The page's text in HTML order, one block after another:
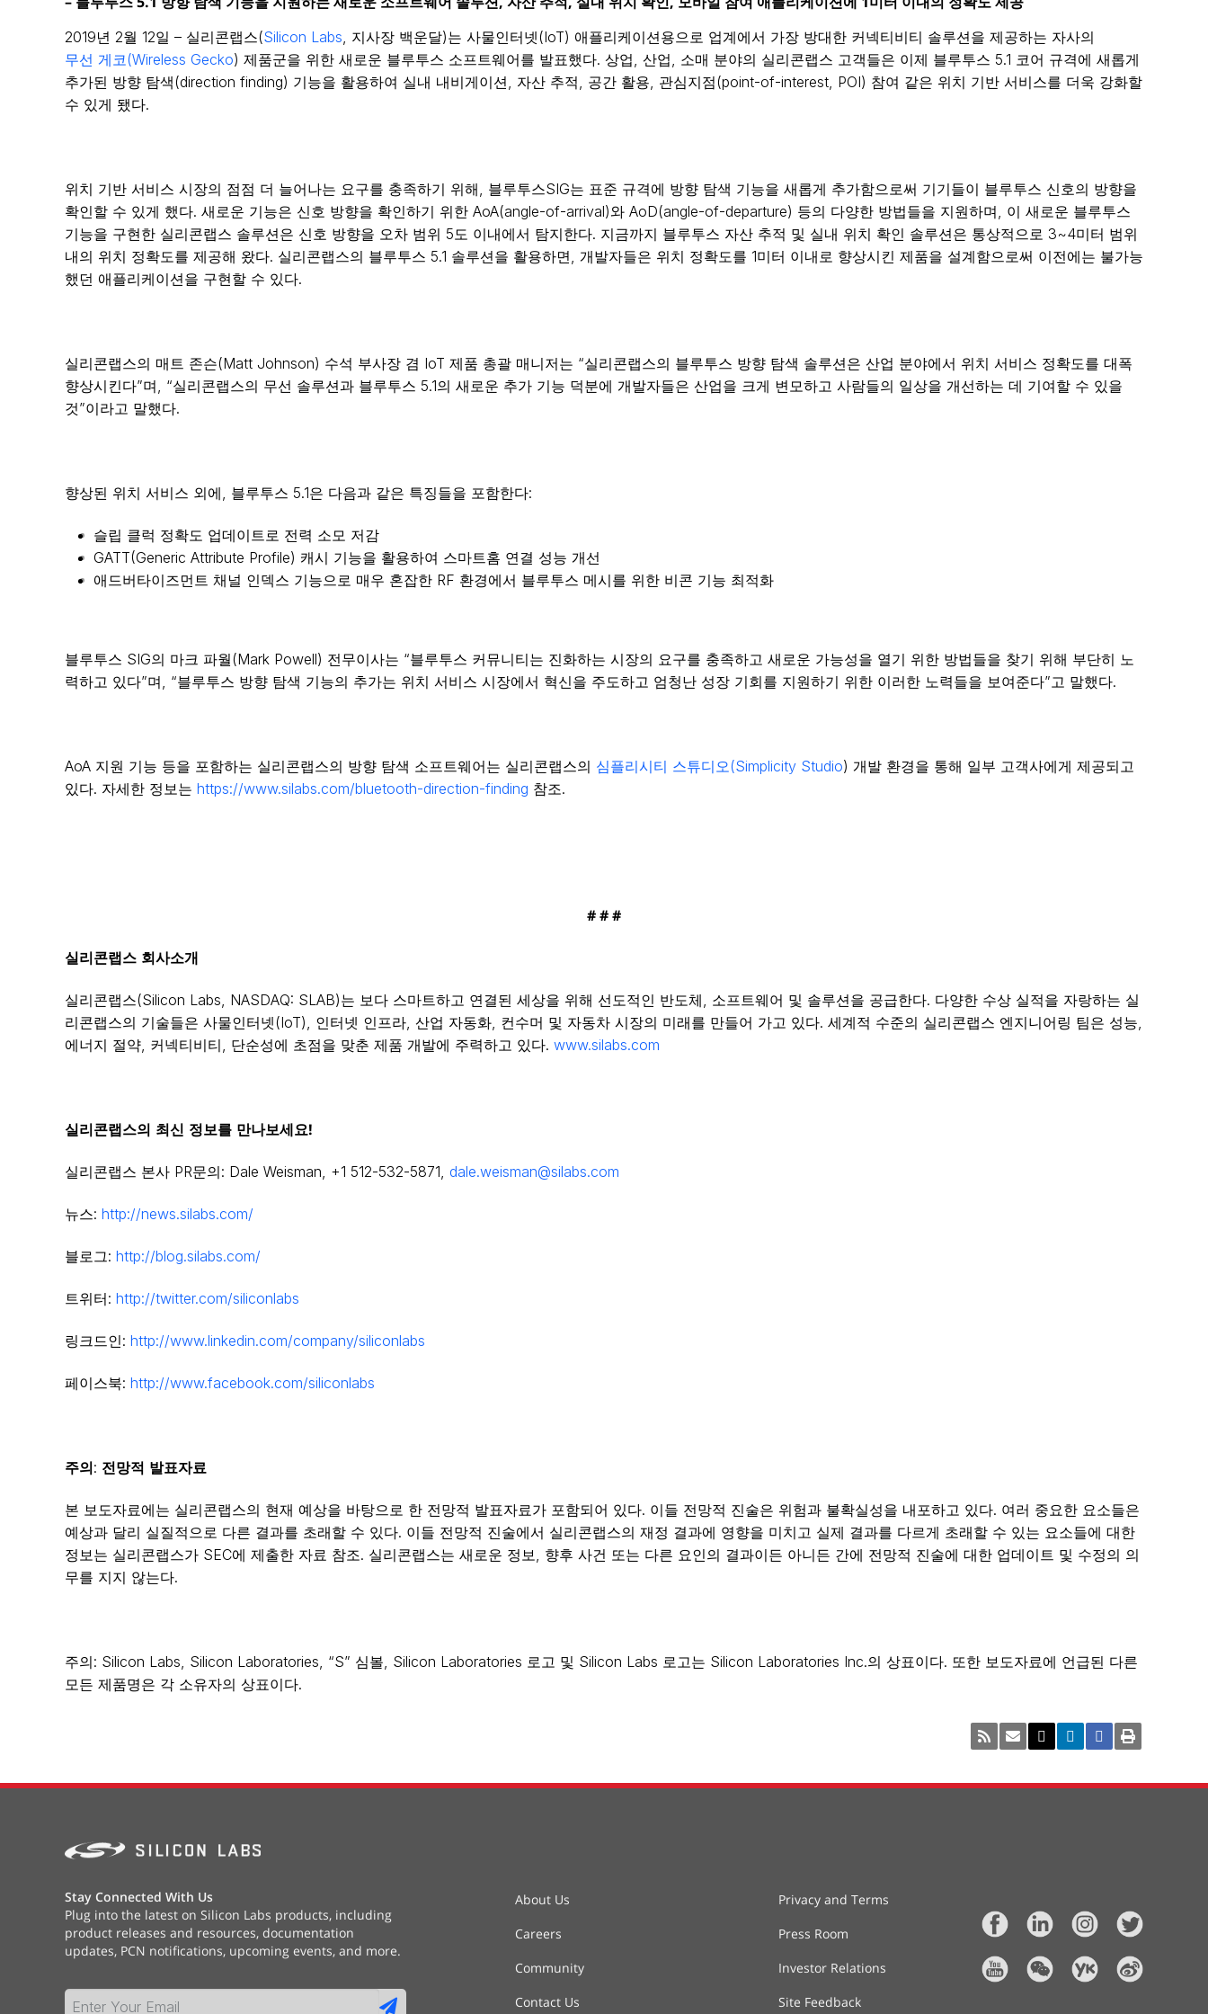
2019년 2월 12일 – 실리콘랩스(Silicon Labs, 지사장 백운달)는 사물인터넷(IoT) 애플리케이션용으로 업계에서 가장 방대한 커넥티비티 솔루션을 제공하는 자사의
무선 게코(Wireless Gecko) 제품군을 위한 새로운 블루투스 소프트웨어를 발표했다. 상업, 산업, 소매 분야의 실리콘랩스 고객들은 이제 블루투스 5.1 코어 규격에 새롭게
추가된 방향 탐색(direction finding) 기능을 활용하여 실내 내비게이션, 자산 추적, 공간 활용, 관심지점(point-of-interest, POI) 참여 같은 위치 기반 서비스를 더욱 강화할
수 있게 됐다.
위치 기반 서비스 시장의 점점 더 늘어나는 요구를 충족하기 위해, 블루투스SIG는 표준 규격에 방향 탐색 기능을 새롭게 추가함으로써 기기들이 블루투스 신호의 방향을
확인할 수 있게 했다. 새로운 기능은 신호 방향을 확인하기 위한 AoA(angle-of-arrival)와 AoD(angle-of-departure) 등의 다양한 방법들을 지원하며, 이 새로운 블루투스
기능을 구현한 실리콘랩스 솔루션은 신호 방향을 오차 범위 5도 이내에서 탐지한다. 지금까지 블루투스 자산 추적 및 실내 위치 확인 솔루션은 통상적으로 3~4미터 범위
내의 위치 정확도를 제공해 왔다. 실리콘랩스의 블루투스 5.1 솔루션을 활용하면, 개발자들은 위치 정확도를 1미터 이내로 향상시킨 제품을 설계함으로써 이전에는 불가능
했던 애플리케이션을 구현할 수 있다.
실리콘랩스의 매트 존슨(Matt Johnson) 수석 부사장 겸 IoT 제품 총괄 매니저는 “실리콘랩스의 블루투스 방향 탐색 솔루션은 산업 분야에서 위치 서비스 정확도를 대폭
향상시킨다”며, “실리콘랩스의 무선 솔루션과 블루투스 5.1의 새로운 추가 기능 덕분에 개발자들은 산업을 크게 변모하고 사람들의 일상을 개선하는 데 기여할 수 있을
것”이라고 말했다.
향상된 위치 서비스 외에, 블루투스 5.1은 다음과 같은 특징들을 포함한다:
슬립 클럭 정확도 업데이트로 전력 소모 저감
GATT(Generic Attribute Profile) 캐시 기능을 활용하여 스마트홈 연결 성능 개선
애드버타이즈먼트 채널 인덱스 기능으로 매우 혼잡한 RF 환경에서 블루투스 메시를 위한 비콘 기능 최적화
블루투스 SIG의 마크 파월(Mark Powell) 전무이사는 “블루투스 커뮤니티는 진화하는 시장의 요구를 충족하고 새로운 가능성을 열기 위한 방법들을 찾기 위해 부단히 노
력하고 있다”며, “블루투스 방향 탐색 기능의 추가는 위치 서비스 시장에서 혁신을 주도하고 엄청난 성장 기회를 지원하기 위한 이러한 노력들을 보여준다”고 말했다.
AoA 지원 기능 등을 포함하는 실리콘랩스의 방향 탐색 소프트웨어는 실리콘랩스의 심플리시티 스튜디오(Simplicity Studio) 개발 환경을 통해 일부 고객사에게 제공되고
있다. 자세한 정보는 https://www.silabs.com/bluetooth-direction-finding 참조.
# # #
실리콘랩스 회사소개
실리콘랩스(Silicon Labs, NASDAQ: SLAB)는 보다 스마트하고 연결된 세상을 위해 선도적인 반도체, 소프트웨어 및 솔루션을 공급한다. 다양한 수상 실적을 자랑하는 실
리콘랩스의 기술들은 사물인터넷(IoT), 인터넷 인프라, 산업 자동화, 컨수머 및 자동차 시장의 미래를 만들어 가고 있다. 세계적 수준의 실리콘랩스 엔지니어링 팀은 성능,
에너지 절약, 커넥티비티, 단순성에 초점을 맞춘 제품 개발에 주력하고 있다. www.silabs.com
실리콘랩스의 최신 정보를 만나보세요!
실리콘랩스 본사 PR문의: Dale Weisman, +1 512-532-5871, dale.weisman@silabs.com
뉴스: http://news.silabs.com/
블로그: http://blog.silabs.com/
트위터: http://twitter.com/siliconlabs
링크드인: http://www.linkedin.com/company/siliconlabs
페이스북: http://www.facebook.com/siliconlabs
주의: 전망적 발표자료
본 보도자료에는 실리콘랩스의 현재 예상을 바탕으로 한 전망적 발표자료가 포함되어 있다. 이들 전망적 진술은 위험과 불확실성을 내포하고 있다. 여러 중요한 요소들은
예상과 달리 실질적으로 다른 결과를 초래할 수 있다. 이들 전망적 진술에서 실리콘랩스의 재정 결과에 영향을 미치고 실제 결과를 다르게 초래할 수 있는 요소들에 대한
정보는 실리콘랩스가 SEC에 제출한 자료 참조. 실리콘랩스는 새로운 정보, 향후 사건 또는 다른 요인의 결과이든 아니든 간에 전망적 진술에 대한 업데이트 및 수정의 의
무를 지지 않는다.
주의: Silicon Labs, Silicon Laboratories, “S” 심볼, Silicon Laboratories 로고 및 Silicon Labs 로고는 Silicon Laboratories Inc.의 상표이다. 또한 보도자료에 언급된 다른
모든 제품명은 각 소유자의 상표이다.
Stay Connected With Us
Plug into the latest on Silicon Labs products, including
product releases and resources, documentation
updates, PCN notifications, upcoming events, and more.
About Us
Careers
Community
Contact Us
Privacy and Terms
Press Room
Investor Relations
Site Feedback